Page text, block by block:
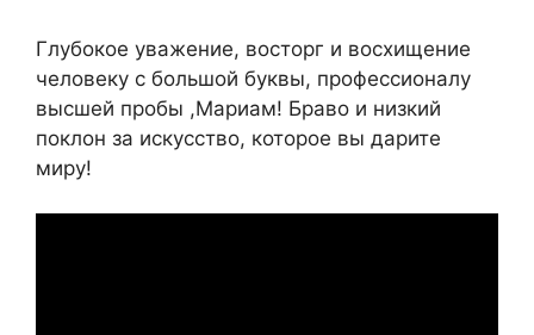
Глубокое уважение, восторг и восхищение
человеку с большой буквы, профессионалу
высшей пробы ,Мариам! Браво и низкий
поклон за искусство, которое вы дарите
миру!